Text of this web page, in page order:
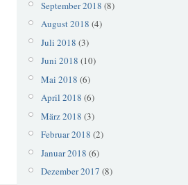
September 2018 (8)
August 2018 (4)
Juli 2018 (3)
Juni 2018 (10)
Mai 2018 (6)
April 2018 (6)
März 2018 (3)
Februar 2018 (2)
Januar 2018 (6)
Dezember 2017 (8)